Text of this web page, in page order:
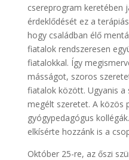
csereprogram keretében
érdeklődését ez a
hogy családban élő
fiatalok rendszeresen
fiatalokkal. Így
másságot, szoros
fiatalok között. Ugyanis
megélt szeretet. A közös
gyógypedagógus
elkísérte hozzánk is a
Október 25-re, az őszi